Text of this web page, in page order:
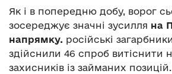
Як і в попередню добу, ворог
зосереджує значні зусилля на
напрямку. російські
здійснили 46 спроб витіснити
захисників із займаних